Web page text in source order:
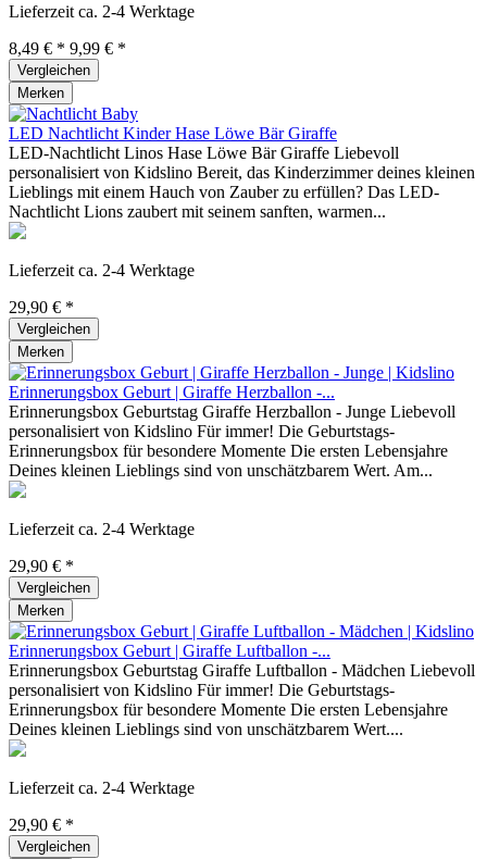
Lieferzeit ca. 2-4 Werktage
8,49 € * 9,99 € *
Vergleichen
Merken
LED Nachtlicht Kinder Hase Löwe Bär Giraffe
LED-Nachtlicht Linos Hase Löwe Bär Giraffe Liebevoll
personalisiert von Kidslino Bereit, das Kinderzimmer deines kleinen
Lieblings mit einem Hauch von Zauber zu erfüllen? Das LED-
Nachtlicht Lions zaubert mit seinem sanften, warmen...
Lieferzeit ca. 2-4 Werktage
29,90 € *
Vergleichen
Merken
Erinnerungsbox Geburt | Giraffe Herzballon -...
Erinnerungsbox Geburtstag Giraffe Herzballon - Junge Liebevoll
personalisiert von Kidslino Für immer! Die Geburtstags-
Erinnerungsbox für besondere Momente Die ersten Lebensjahre
Deines kleinen Lieblings sind von unschätzbarem Wert. Am...
Lieferzeit ca. 2-4 Werktage
29,90 € *
Vergleichen
Merken
Erinnerungsbox Geburt | Giraffe Luftballon -...
Erinnerungsbox Geburtstag Giraffe Luftballon - Mädchen Liebevoll
personalisiert von Kidslino Für immer! Die Geburtstags-
Erinnerungsbox für besondere Momente Die ersten Lebensjahre
Deines kleinen Lieblings sind von unschätzbarem Wert....
Lieferzeit ca. 2-4 Werktage
29,90 € *
Vergleichen